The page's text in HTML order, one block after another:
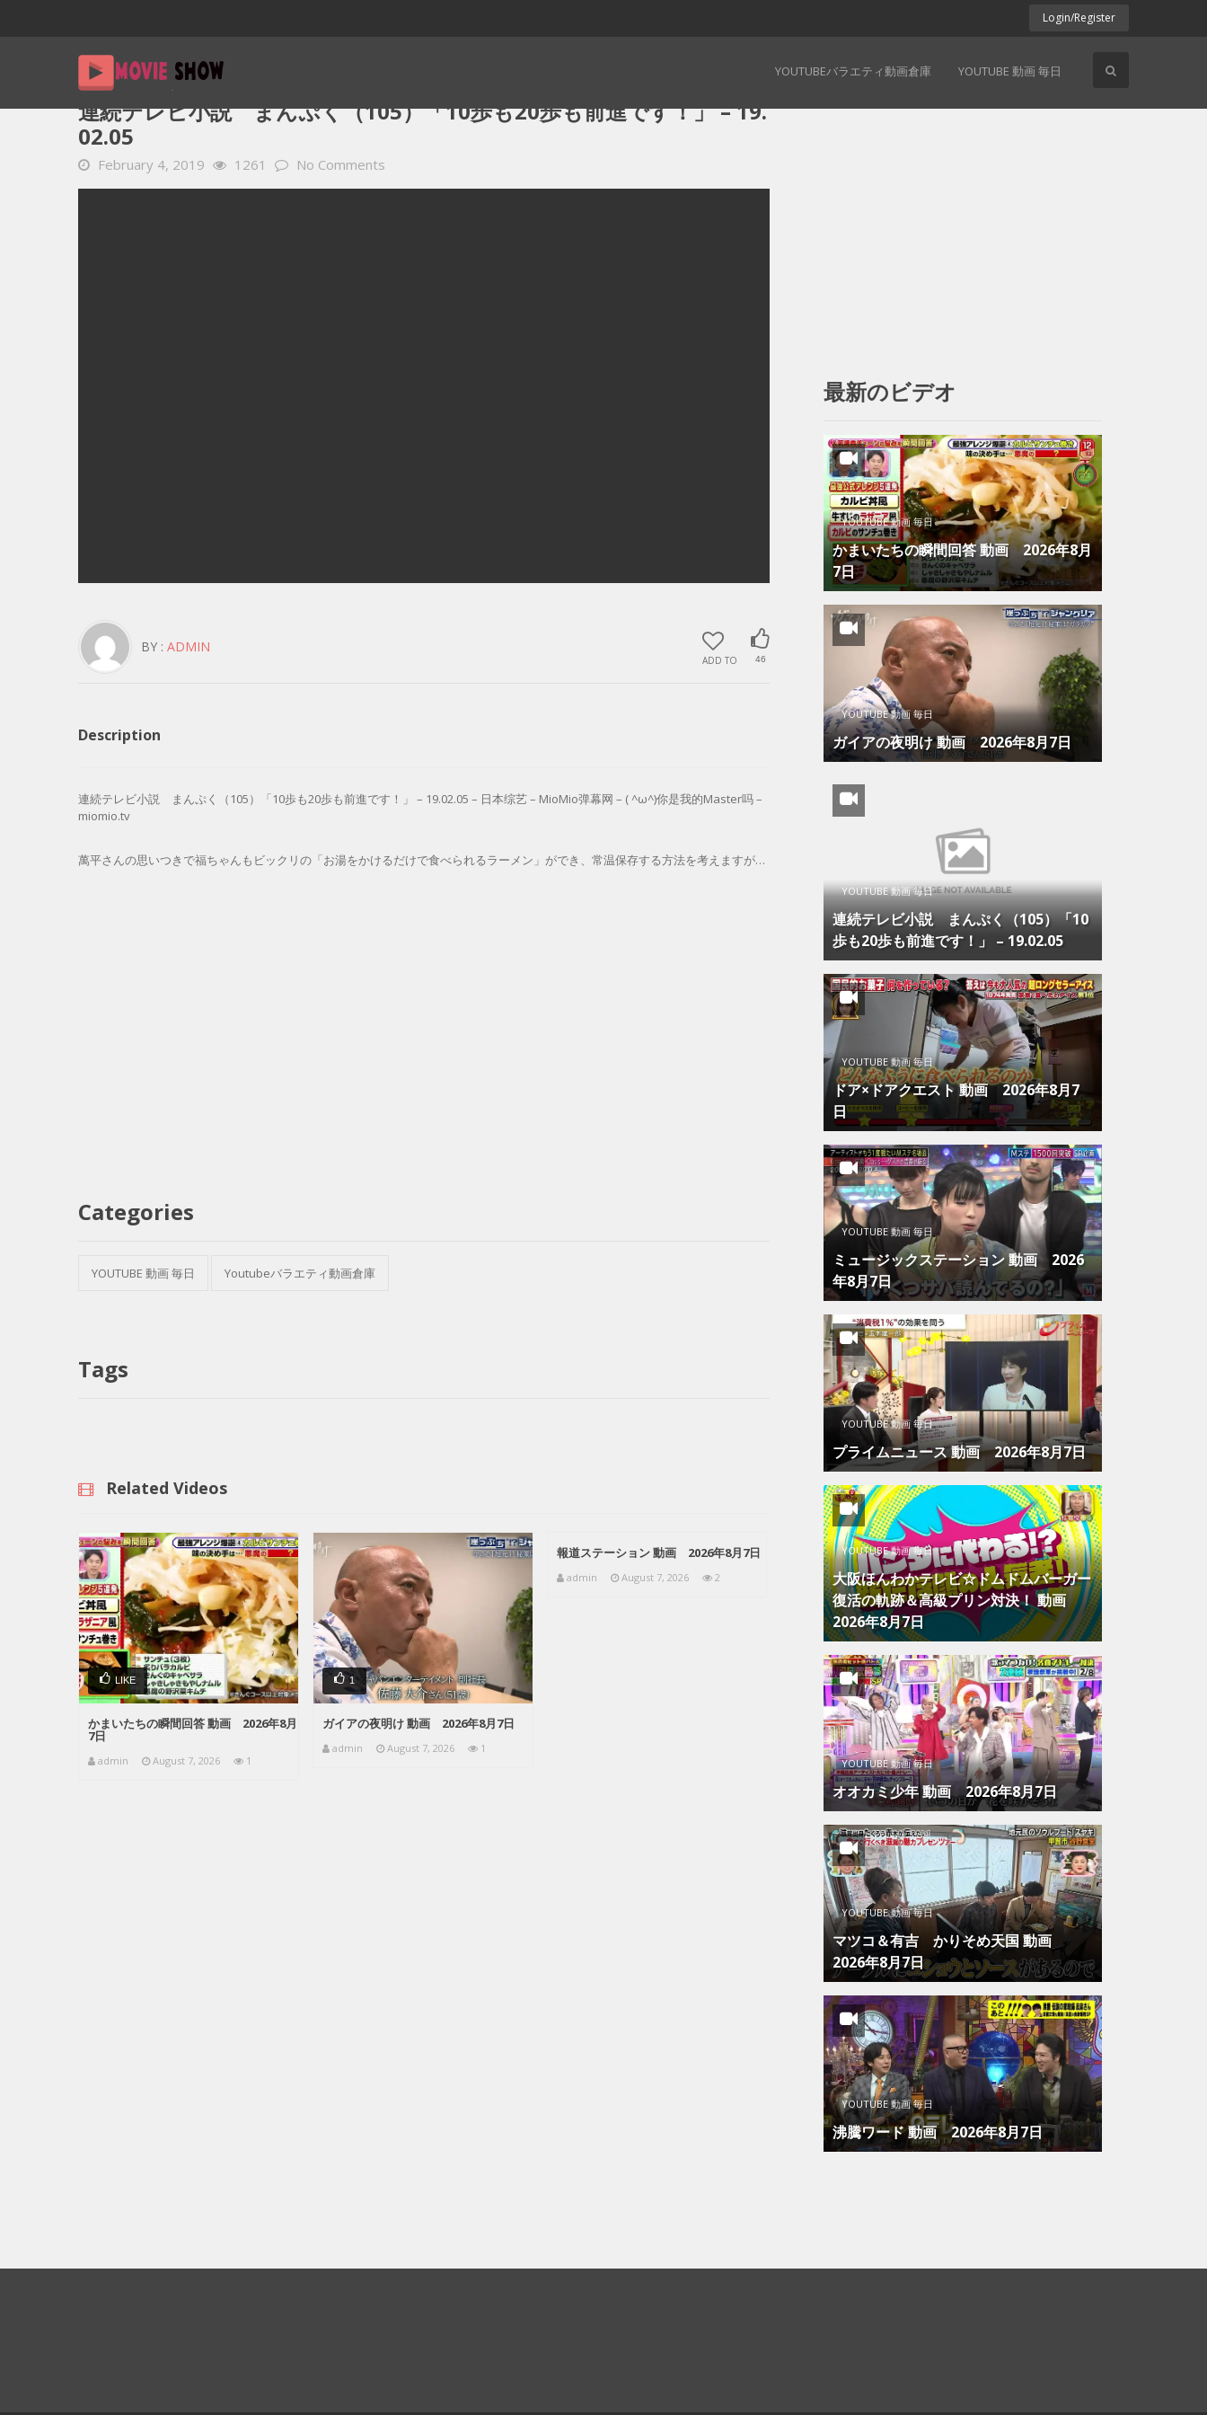
Login/Register
YOUTUBEバラエティ動画倉庫 YOUTUBE 動画 毎日
Home
連続テレビ小説 まんぷく（105）「10歩も20歩も前進です！」 – 19.
02.05
February 4, 2019 1261 No Comments
ADD TO 46
BY : ADMIN
Description
連続テレビ小説 まんぷく（105）「10歩も20歩も前進です！」 – 19.02.05 – 日本综艺 – MioMio弹幕网 – ( ^ω^)你是我的Master吗 –
miomio.tv
萬平さんの思いつきで福ちゃんもビックリの「お湯をかけるだけで食べられるラーメン」ができ、常温保存する方法を考えますが…
Categories
YOUTUBE 動画 毎日 Youtubeバラエティ動画倉庫
Tags
Related Videos
LIKE
かまいたちの瞬間回答 動画 2026年8月
7日
admin August 7, 2026 1
1
ガイアの夜明け 動画 2026年8月7日
admin August 7, 2026 1
報道ステーション 動画 2026年8月7日
admin August 7, 2026 2
最新のビデオ
YOUTUBE 動画 毎日
かまいたちの瞬間回答 動画 2026年8月
7日
YOUTUBE 動画 毎日
ガイアの夜明け 動画 2026年8月7日
YOUTUBE 動画 毎日
連続テレビ小説 まんぷく（105）「10
歩も20歩も前進です！」 – 19.02.05
YOUTUBE 動画 毎日
ドア×ドアクエスト 動画 2026年8月7
日
YOUTUBE 動画 毎日
ミュージックステーション 動画 2026
年8月7日
YOUTUBE 動画 毎日
プライムニュース 動画 2026年8月7日
YOUTUBE 動画 毎日
大阪ほんわかテレビ☆ドムドムバーガー
復活の軌跡＆高級プリン対決！ 動画
2026年8月7日
YOUTUBE 動画 毎日
オオカミ少年 動画 2026年8月7日
YOUTUBE 動画 毎日
マツコ＆有吉 かりそめ天国 動画
2026年8月7日
YOUTUBE 動画 毎日
沸騰ワード 動画 2026年8月7日